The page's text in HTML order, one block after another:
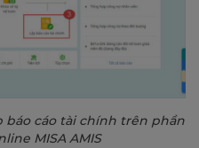
cáo tài chính trên phần
MISA AMIS